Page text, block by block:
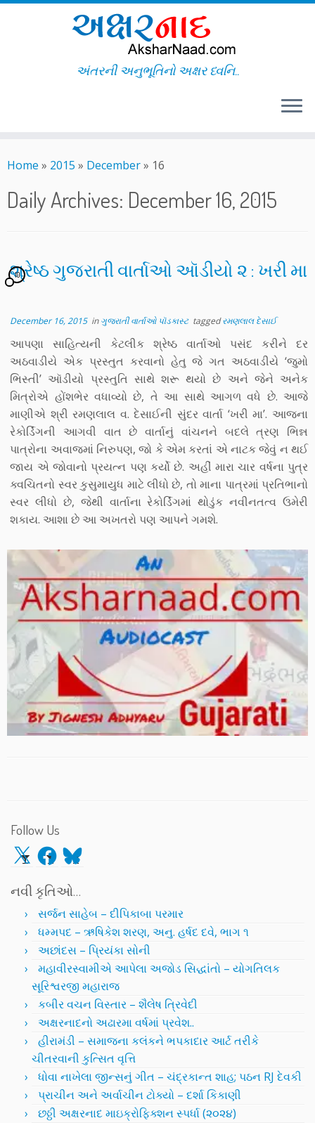
to
અંતરની અનુભૂતિનો અક્ષર ધ્વનિ..
Home » 2015 » December» 16
Daily Archives: December 16, 2015
શ્રેષ્ઠ ગુજરાતી વાર્તાઓ ઑડીયો ૨ : ખરી મા
10
December 16, 2015inગુજરાતી વાર્તાઓ પૉડકાસ્ટ taggedરમણલાલ દેસાઈ
આપણા સાહિત્યની કેટલીક શ્રેષ્ઠ વાર્તાઓ પસંદ કરીને દર
અઠવાડીયે એક પ્રસ્તુત કરવાનો હેતુ જે ગત અઠવાડીયે ‘જુમો
ભિસ્તી’ ઑડીયો પ્રસ્તુતિ સાથે શરૂ થયો છે અને જેને અનેક
મિત્રોએ હોંશભેર વધાવ્યો છે, તે આ સાથે આગળ વધે છે. આજે
માણીએ શ્રી રમણલાલ વ. દેસાઈની સુંદર વાર્તા ‘ખરી મા’. આજના
રેકોર્ડિંગની આગવી વાત છે વાર્તાનું વાંચનને બદલે ત્રણ ભિન્ન
પાત્રોના અવાજમાં નિરુપણ, જો કે એમ કરતાં એ નાટક જેવું ન થઈ
જાય એ જોવાનો પ્રયત્ન પણ કર્યો છે. અહીં મારા ચાર વર્ષના પુત્ર
ક્વચિતનો સ્વર કુસુમાયુધ માટે લીધો છે, તો માના પાત્રમાં પ્રતિભાનો
સ્વર લીધો છે, જેથી વાર્તાના રેકોર્ડિંગમાં થોડુંક નવીનતત્વ ઉમેરી
શકાય. આશા છે આ અખતરો પણ આપને ગમશે.
Follow Us
X Facebook
Bluesky
નવી કૃતિઓ…
સર્જન સાહેબ – દીપિકાબા પરમાર
ધમ્મપદ – ઋષિકેશ શરણ, અનુ. હર્ષદ દવે, ભાગ ૧
અછાંદસ – પ્રિયંકા સોની
મહાવીરસ્વામીએ આપેલા અજોડ સિદ્ધાંતો – યોગતિલક
સૂરિશ્વરજી મહારાજ
કબીર વચન વિસ્તાર – શૈલેષ ત્રિવેદી
અક્ષરનાદનો અઢારમા વર્ષમાં પ્રવેશ..
હીરામંડી – સમાજના કલંકને ભપકાદાર આર્ટ તરીકે
ચીતરવાની કુત્સિત વૃત્તિ
ધોવા નાખેલા જીન્સનું ગીત – ચંદ્રકાન્ત શાહ; પઠન RJ દેવકી
પ્રાચીન અને અર્વાચીન ટોક્યો – દર્શા કિકાણી
છઠ્ઠી અક્ષરનાદ માઇક્રોફિક્શન સ્પર્ધા (૨૦૨૪)